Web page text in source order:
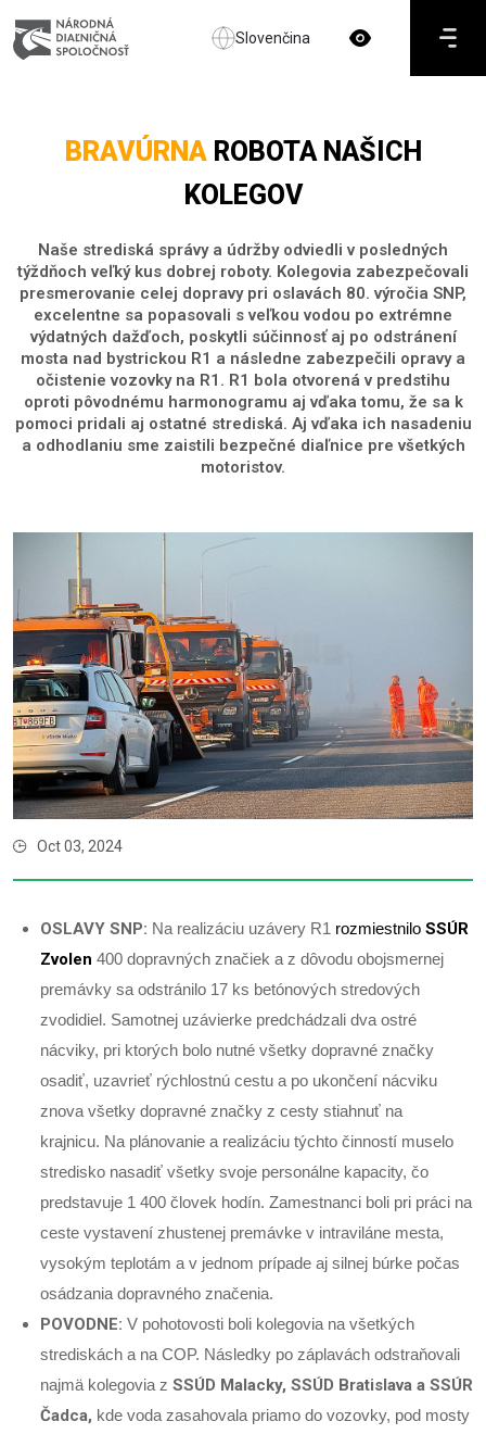
Slovenčina
BRAVÚRNAROBOTA NAŠICH
KOLEGOV
Naše strediská správy a údržby odviedli v posledných
týždňoch veľký kus dobrej roboty. Kolegovia zabezpečovali
presmerovanie celej dopravy pri oslavách 80. výročia SNP,
excelentne sa popasovali s veľkou vodou po extrémne
výdatných dažďoch, poskytli súčinnosť aj po odstránení
mosta nad bystrickou R1 a následne zabezpečili opravy a
očistenie vozovky na R1. R1 bola otvorená v predstihu
oproti pôvodnému harmonogramu aj vďaka tomu, že sa k
pomoci pridali aj ostatné strediská. Aj vďaka ich nasadeniu
a odhodlaniu sme zaistili bezpečné diaľnice pre všetkých
motoristov.
Oct 03, 2024
OSLAVY SNP: Na realizáciu uzávery R1 rozmiestnilo SSÚR
Zvolen 400 dopravných značiek a z dôvodu obojsmernej
premávky sa odstránilo 17 ks betónových stredových
zvodidiel. Samotnej uzávierke predchádzali dva ostré
nácviky, pri ktorých bolo nutné všetky dopravné značky
osadiť, uzavrieť rýchlostnú cestu a po ukončení nácviku
znova všetky dopravné značky z cesty stiahnuť na
krajnicu. Na plánovanie a realizáciu týchto činností muselo
stredisko nasadiť všetky svoje personálne kapacity, čo
predstavuje 1 400 človek hodín. Zamestnanci boli pri práci na
ceste vystavení zhustenej premávke v intraviláne mesta,
vysokým teplotám a v jednom prípade aj silnej búrke počas
osádzania dopravného značenia.
POVODNE: V pohotovosti boli kolegovia na všetkých
strediskách a na COP. Následky po záplavách odstraňovali
najmä kolegovia z SSÚD Malacky, SSÚD Bratislava a SSÚR
Čadca, kde voda zasahovala priamo do vozovky, pod mosty